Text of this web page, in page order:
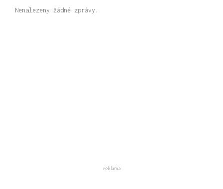
Nenalezeny žádné zprávy.